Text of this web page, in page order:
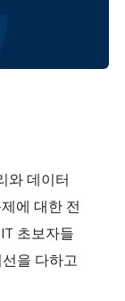
와 데이터
에 대한 전
초보자들
을 다하고